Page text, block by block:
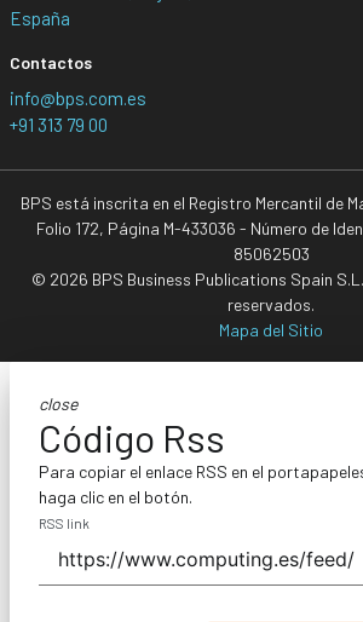
España
Contactos
info@bps.com.es
+91 313 79 00
BPS está inscrita en el Registro Mercantil de
Folio 172, Página M-433036 - Número de
85062503
© 2026 BPS Business Publications Spain
reservados.
Mapa del Sitio
close
Código Rss
Para copiar el enlace RSS en el
haga clic en el botón.
RSS link